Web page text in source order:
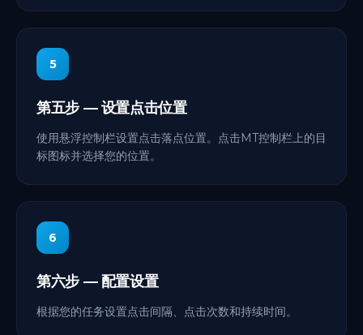
5
第五步 — 设置点击位置
使用悬浮控制栏设置点击落点位置。点击MT控制栏上的目
标图标并选择您的位置。
6
第六步 — 配置设置
根据您的任务设置点击间隔、点击次数和持续时间。